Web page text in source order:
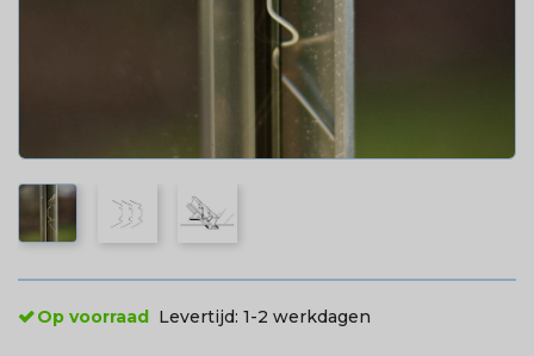
Op voorraad Levertijd: 1-2 werkdagen